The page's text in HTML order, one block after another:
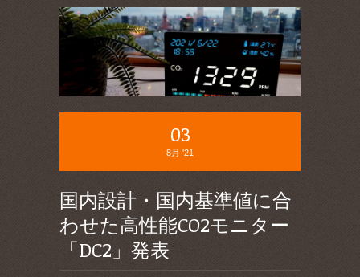
03
8月 '21
国内設計・国内基準値に合
わせた高性能CO2モニター
「DC2」発表